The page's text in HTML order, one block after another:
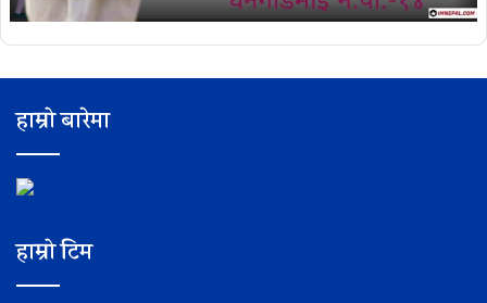
हाम्रो बारेमा
हाम्रो टिम